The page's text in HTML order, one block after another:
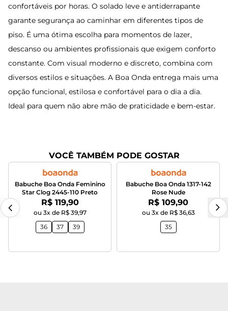
confortáveis por horas. O solado leve e antiderrapante
garante segurança ao caminhar em diferentes tipos de
piso. É uma ótima escolha para momentos de lazer,
descanso ou ambientes profissionais que exigem conforto
constante. Com visual moderno e discreto, combina com
diversos estilos e situações. A Boa Onda entrega mais uma
opção funcional, estilosa e confortável para o dia a dia.
Ideal para quem não abre mão de praticidade e bem-estar.
VOCÊ TAMBÉM PODE GOSTAR
Babuche Boa Onda Feminino
Star Clog 2445-110 Preto
Por:
R$ 119,90
ou 3x de R$ 39,97
36
37 39
Babuche Boa Onda 1317-142
Rose Nude
Por:
R$ 109,90
ou 3x de R$ 36,63
35